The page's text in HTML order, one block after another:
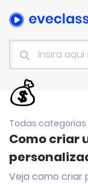
💰
Todas categorias
Como criar
Veja como criar